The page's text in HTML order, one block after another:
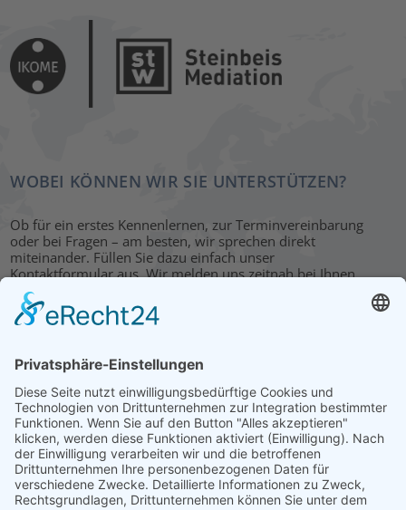
WOBEI KÖNNEN WIR SIE UNTERSTÜTZEN?
Ob für ein erstes Kennenlernen, zur Terminvereinbarung
oder bei Fragen – am besten, wir sprechen direkt
miteinander. Füllen Sie dazu einfach unser
Kontaktformular aus. Wir melden uns zeitnah bei Ihnen.
KONTAKT
HAUPTBÜRO: LEIPZIG
Hohe Straße 11
04107 Leipzig
Tel.: +49 341 22 54 13 50